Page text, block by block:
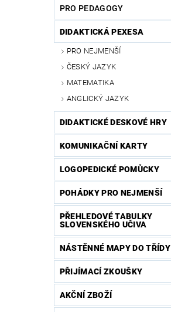
PRO PEDAGOGY
DIDAKTICKÁ PEXESA
PRO NEJMENŠÍ
ČESKÝ JAZYK
MATEMATIKA
ANGLICKÝ JAZYK
DIDAKTICKÉ DESKOVÉ HRY
KOMUNIKAČNÍ KARTY
LOGOPEDICKÉ POMŮCKY
POHÁDKY PRO NEJMENŠÍ
PŘEHLEDOVÉ TABULKY
SLOVENSKÉHO UČIVA
NÁSTĚNNÉ MAPY DO TŘÍDY
PŘIJÍMACÍ ZKOUŠKY
AKČNÍ ZBOŽÍ